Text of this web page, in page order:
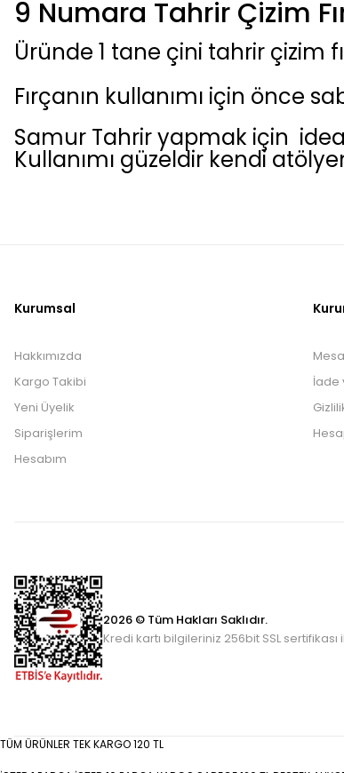
9 Numara Tahrir Çizim
Üründe 1 tane çini tahrir çizim
Fırçanın kullanımı için önce
Samur Tahrir yapmak için
Kullanımı güzeldir kendi
Kurumsal
Hakkımızda
Kargo Takibi
Yeni Üyelik
Siparişlerim
Hesabım
İade
2026 © Tüm Hakları Saklıdır.
Kredi kartı bilgileriniz 256bit SSL
TÜM ÜRÜNLER TEK KARGO 120 TL